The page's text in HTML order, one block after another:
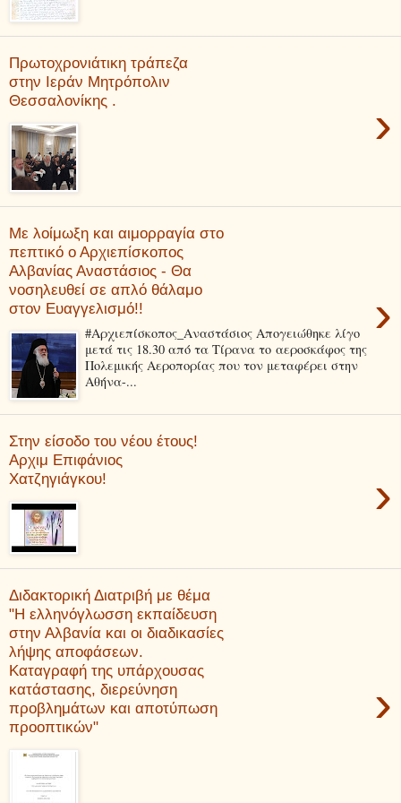
Πρωτοχρονιάτικη τράπεζα
στην Ιεράν Μητρόπολιν
Θεσσαλονίκης .
›
Με λοίμωξη και αιμορραγία στο
πεπτικό ο Αρχιεπίσκοπος
Αλβανίας Αναστάσιος - Θα
νοσηλευθεί σε απλό θάλαμο
στον Ευαγγελισμό!!
›
#Αρχιεπίσκοπος_Αναστάσιος Απογειώθηκε λίγο
μετά τις 18.30 από τα Τίρανα το αεροσκάφος της
Πολεμικής Αεροπορίας που τον μεταφέρει στην
Αθήνα-...
Στην είσοδο του νέου έτους!
Αρχιμ Επιφάνιος
Χατζηγιάγκου!
›
Διδακτορική Διατριβή με θέμα
"Η ελληνόγλωσση εκπαίδευση
στην Αλβανία και οι διαδικασίες
λήψης αποφάσεων.
Καταγραφή της υπάρχουσας
κατάστασης, διερεύνηση
προβλημάτων και αποτύπωση
προοπτικών"
›